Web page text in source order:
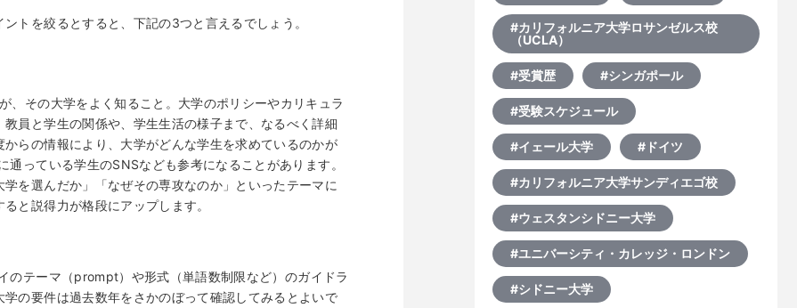
トを絞るとすると、下記の3つと言えるでしょう。
、その大学をよく知ること。大学のポリシーやカリキュラ
員と学生の関係や、学生生活の様子まで、なるべく詳細
らの情報により、大学がどんな学生を求めているのかが
っている学生のSNSなども参考になることがあります。
を選んだか」「なぜその専攻なのか」といったテーマに
と説得力が格段にアップします。
のテーマ（prompt）や形式（単語数制限など）のガイドラ
の要件は過去数年をさかのぼって確認してみるとよいで
#カリフォルニア大学ロサンゼルス校
（UCLA）
#受賞歴 #シンガポール
#受験スケジュール
#イェール大学 #ドイツ
#カリフォルニア大学サンディエゴ校
#ウェスタンシドニー大学
#ユニバーシティ・カレッジ・ロンドン
#シドニー大学